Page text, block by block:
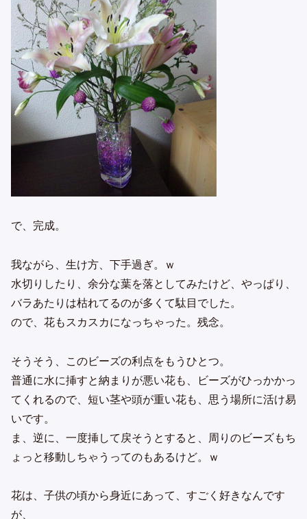
で、完成。
我ながら、生け方、下手過ぎ。ｗ
水切りしたり、余分な葉を落としてみたけど、やっぱり、
バラあたりは枯れてるのが多くて駄目でした。
ので、花もスカスカになっちゃった。残念。
そうそう、このビーズの利点をもうひとつ。
普通に水に挿すと納まりが悪い花も、ビーズがひっかかっ
てくれるので、短い茎や頭が重い花も、思う場所に活け易
いです。
ま、逆に、一度挿して戻そうとすると、周りのビーズもち
ょっと移動しちゃうってのもあるけど。ｗ
花は、子供の頃から身近にあって、すごく好きなんです
が、